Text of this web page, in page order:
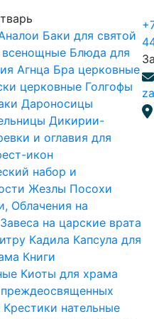
Баки для святой
Блюда для
Агнца Бра церковные
церковные Голгофы
Дароносицы
Дикирии-
и оглавия для
икон
набор и
Жезлы Посохи
Облачения на
Завеса на царские врата
Кадила Капсула для
Книги
Киоты для храма
преждеосвященных
Крестики нательные